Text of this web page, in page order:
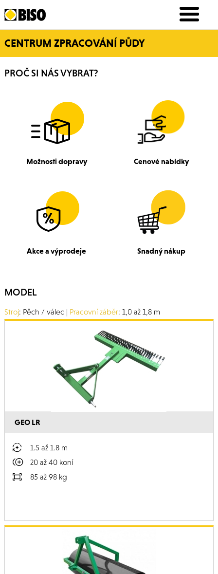
CENTRUM ZPRACOVÁNÍ PŮDY
PROČ SI NÁS VYBRAT?
Možnosti dopravy Cenové nabídky
Akce a výprodeje Snadný nákup
MODEL
Stroj: Pěch / válec | Pracovní záběr: 1,0 až 1,8 m
GEO LR
1.5 až 1.8 m
20 až 40 koní
85 až 98 kg